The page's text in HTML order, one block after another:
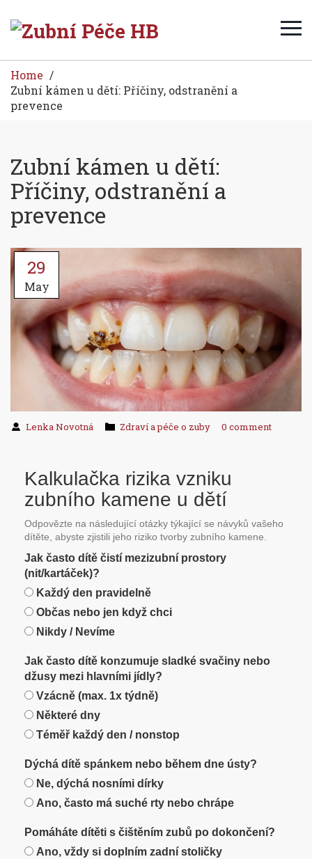
Home
Zubní kámen u dětí: Příčiny, odstranění a
prevence
Zubní kámen u dětí:
Příčiny, odstranění a
prevence
29
May
Lenka Novotná Zdraví a péče o zuby 0 comment
Kalkulačka rizika vzniku
zubního kamene u dětí
Odpovězte na následující otázky týkající se návyků vašeho
dítěte, abyste zjistili jeho riziko tvorby zubního kamene.
Jak často dítě čistí mezizubní prostory
(nit/kartáček)?
Každý den pravidelně
Občas nebo jen když chci
Nikdy / Nevíme
Jak často dítě konzumuje sladké svačiny nebo
džusy mezi hlavními jídly?
Vzácně (max. 1x týdně)
Některé dny
Téměř každý den / nonstop
Dýchá dítě spánkem nebo během dne ústy?
Ne, dýchá nosními dírky
Ano, často má suché rty nebo chrápe
Pomáháte dítěti s čištěním zubů po dokončení?
Ano, vždy si doplním zadní stoličky